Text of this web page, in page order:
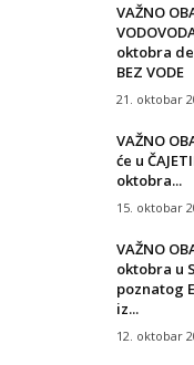
VAŽNO
oktobra
BEZ VODE
21. oktobar
VAŽNO
će u
oktobra...
15. oktobar
VAŽNO
oktobra u
poznatog
iz...
12. oktobar